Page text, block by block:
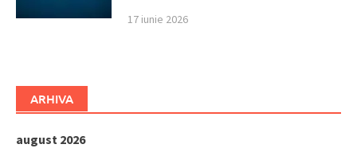
17 iunie 2026
ARHIVA
august 2026